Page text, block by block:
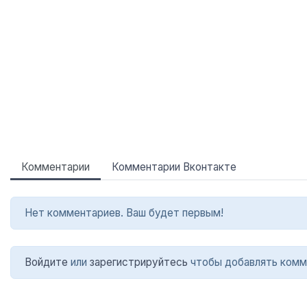
Комментарии Комментарии Вконтакте
Нет комментариев. Ваш будет первым!
Войдите или зарегистрируйтесь чтобы добавлять